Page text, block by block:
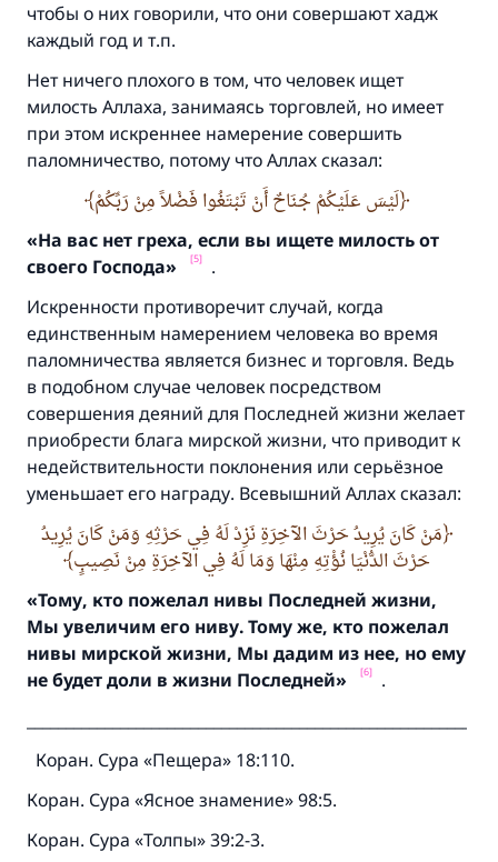
чтобы о них говорили, что они совершают хадж
каждый год и т.п.
Нет ничего плохого в том, что человек ищет
милость Аллаха, занимаясь торговлей, но имеет
при этом искреннее намерение совершить
паломничество, потому что Аллах сказал:
لَيْسَ عَلَيْكُمْ جُنَاحٌ أَنْ تَبْتَغُوا فَضْلاً مِنْ رَبِّكُمْ
«На вас нет греха, если вы ищете милость от
своего Господа»
[5]
.
Искренности противоречит случай, когда
единственным намерением человека во время
паломничества является бизнес и торговля. Ведь
в подобном случае человек посредством
совершения деяний для Последней жизни желает
приобрести блага мирской жизни, что приводит к
недействительности поклонения или серьёзное
уменьшает его награду. Всевышний Аллах сказал:
مَنْ كَانَ يُرِيدُ حَرْثَ الآخِرَةِ نَزِدْ لَهُ فِي حَرْثِهِ وَمَنْ كَانَ يُرِيدُ
حَرْثَ الدُّنْيَا نُؤْتِهِ مِنْهَا وَمَا لَهُ فِي الآخِرَةِ مِنْ نَصِيبٍ
«Тому, кто пожелал нивы Последней жизни,
Мы увеличим его ниву.Тому же, кто пожелал
нивы мирской жизни, Мы дадим из нее, но ему
не будет доли в жизни Последней»
[6]
.
Коран. Сура «Пещера» 18:110.
Коран. Сура «Ясное знамение» 98:5.
Коран. Сура «Толпы» 39:2-3.